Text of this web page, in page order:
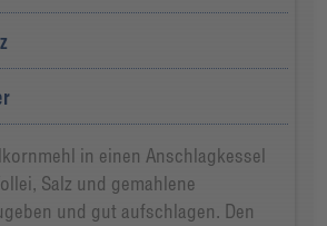
in einen Anschlagkessel
Salz und gemahlene
und gut aufschlagen. Den